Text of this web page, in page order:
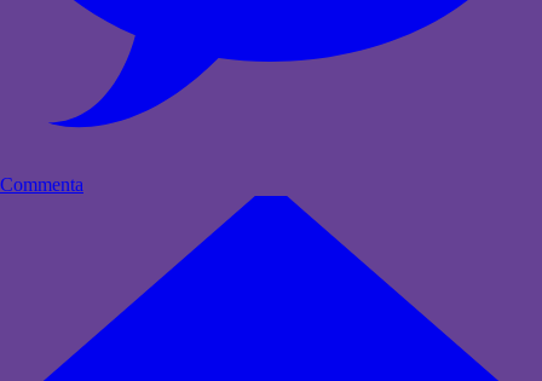
Commenta